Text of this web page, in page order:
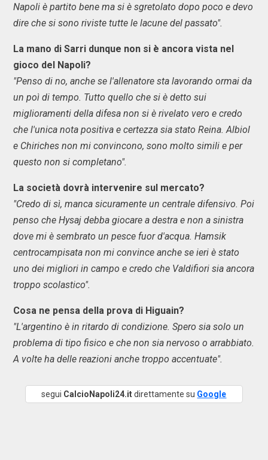
Napoli è partito bene ma si è sgretolato dopo poco e devo
dire che si sono riviste tutte le lacune del passato".
La mano di Sarri dunque non si è ancora vista nel
gioco del Napoli?
"Penso di no, anche se l'allenatore sta lavorando ormai da
un poì di tempo. Tutto quello che si è detto sui
miglioramenti della difesa non si è rivelato vero e credo
che l'unica nota positiva e certezza sia stato Reina. Albiol
e Chiriches non mi convincono, sono molto simili e per
questo non si completano".
La società dovrà intervenire sul mercato?
"Credo di sì, manca sicuramente un centrale difensivo. Poi
penso che Hysaj debba giocare a destra e non a sinistra
dove mi è sembrato un pesce fuor d'acqua. Hamsik
centrocampisata non mi convince anche se ieri è stato
uno dei migliori in campo e credo che Valdifiori sia ancora
troppo scolastico".
Cosa ne pensa della prova di Higuain?
"L'argentino è in ritardo di condizione. Spero sia solo un
problema di tipo fisico e che non sia nervoso o arrabbiato.
A volte ha delle reazioni anche troppo accentuate".
segui CalcioNapoli24.itdirettamente su Google